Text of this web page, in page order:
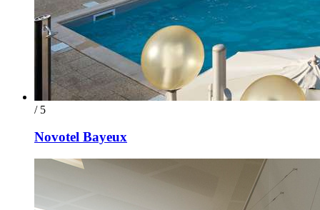
/ 5
Novotel Bayeux